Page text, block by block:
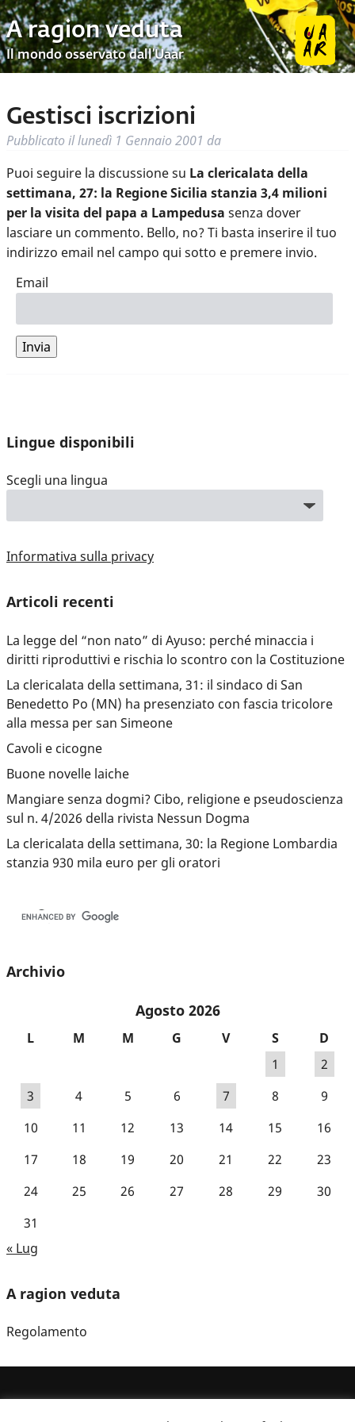
A ragion veduta
Il mondo osservato dall’Uaar
Gestisci iscrizioni
Pubblicato illunedì 1 Gennaio 2001 da
Puoi seguire la discussione su La clericalata della
settimana, 27: la Regione Sicilia stanzia 3,4 milioni
per la visita del papa a Lampedusa senza dover
lasciare un commento. Bello, no? Ti basta inserire il tuo
indirizzo email nel campo qui sotto e premere invio.
Email
Lingue disponibili
Scegli una lingua
Informativa sulla privacy
Articoli recenti
La legge del “non nato” di Ayuso: perché minaccia i
diritti riproduttivi e rischia lo scontro con la Costituzione
La clericalata della settimana, 31: il sindaco di San
Benedetto Po (MN) ha presenziato con fascia tricolore
alla messa per san Simeone
Cavoli e cicogne
Buone novelle laiche
Mangiare senza dogmi? Cibo, religione e pseudoscienza
sul n. 4/2026 della rivista Nessun Dogma
La clericalata della settimana, 30: la Regione Lombardia
stanzia 930 mila euro per gli oratori
Archivio
Agosto 2026
L M M G V S
D
1
2
3
4 5 6 7 8
9
10
11 12 13 14 15
16
17
18 19 20 21 22
23
24
25 26 27 28 29
30
31
« Lug
A ragion veduta
Regolamento